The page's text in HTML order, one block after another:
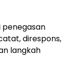
penegasan
direspons,
langkah